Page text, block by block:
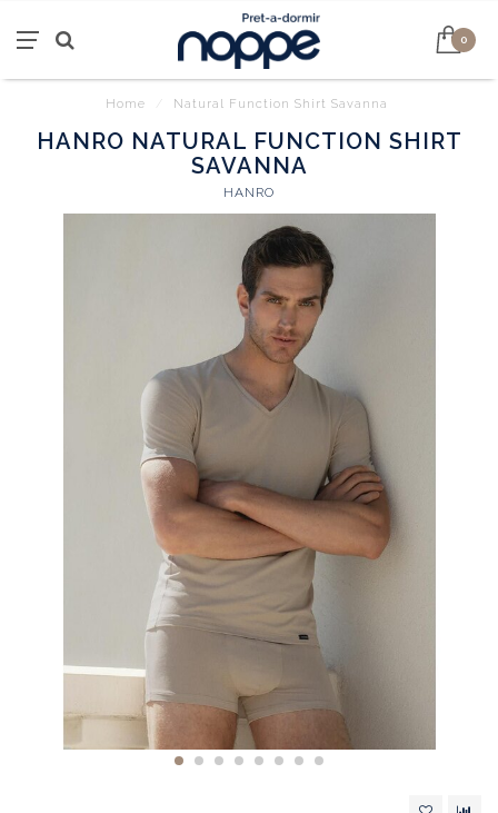
0
Home Natural Function Shirt Savanna
HANRO NATURAL FUNCTION SHIRT
SAVANNA
HANRO